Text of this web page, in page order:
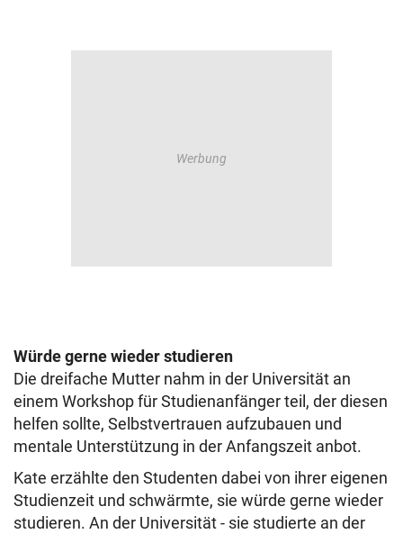
Würde gerne wieder studieren
Die dreifache Mutter nahm in der Universität an
einem Workshop für Studienanfänger teil, der diesen
helfen sollte, Selbstvertrauen aufzubauen und
mentale Unterstützung in der Anfangszeit anbot.
Kate erzählte den Studenten dabei von ihrer eigenen
Studienzeit und schwärmte, sie würde gerne wieder
studieren. An der Universität - sie studierte an der